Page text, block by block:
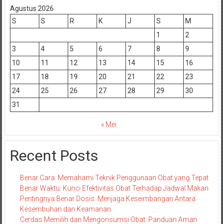
Agustus 2026
S
S R K J S
M
1
2
3
4 5 6 7 8
9
10
11 12 13 14 15
16
17
18 19 20 21 22
23
24
25 26 27 28 29
30
31
« Mei
Recent Posts
Benar Cara: Memahami Teknik Penggunaan Obat yang Tepat
Benar Waktu: Kunci Efektivitas Obat Terhadap Jadwal Makan
Pentingnya Benar Dosis: Menjaga Keseimbangan Antara
Kesembuhan dan Keamanan
Cerdas Memilih dan Mengonsumsi Obat: Panduan Aman